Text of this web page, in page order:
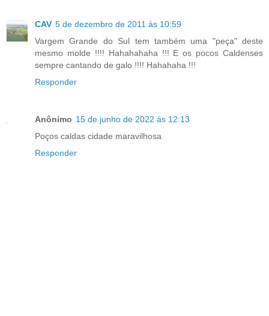
CAV 5 de dezembro de 2011 às 10:59
Vargem Grande do Sul tem também uma "peça" deste
mesmo molde !!!! Hahahahaha !!! E os pocos Caldenses
sempre cantando de galo !!!! Hahahaha !!!
Responder
Anônimo 15 de junho de 2022 às 12:13
Poços caldas cidade maravilhosa
Responder